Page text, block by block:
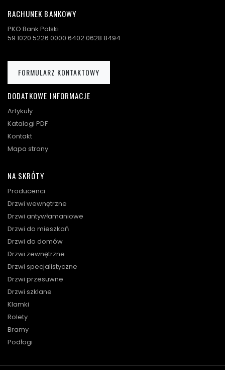
RACHUNEK BANKOWY
PKO Bank Polski
59 1020 5226 0000 6402 0628 8494
FORMULARZ KONTAKTOWY
DODATKOWE INFORMACJE
Artykuły
Katalogi PDF
Kontakt
Mapa strony
NA SKRÓTY
Producenci
Drzwi wewnętrzne
Drzwi antywłamaniowe
Drzwi do mieszkań
Drzwi do domów
Drzwi zewnętrzne
Drzwi specjalistyczne
Drzwi przesuwne
Drzwi szklane
Klamki
Rolety
Bramy
Podłogi